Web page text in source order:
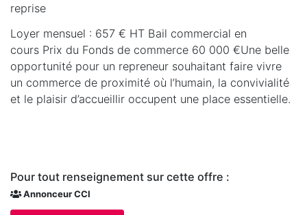
reprise
Loyer mensuel : 657 € HT Bail commercial en
cours Prix du Fonds de commerce 60 000 €Une belle
opportunité pour un repreneur souhaitant faire vivre
un commerce de proximité où l’humain, la convivialité
et le plaisir d’accueillir occupent une place essentielle.
Pour tout renseignement sur cette offre :
Annonceur CCI